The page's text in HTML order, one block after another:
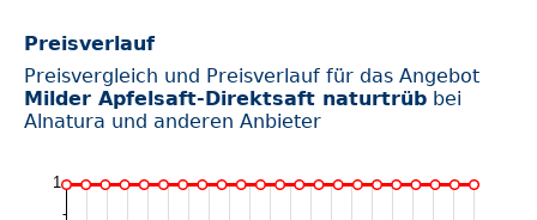
Preisverlauf
Preisvergleich und Preisverlauf für das Angebot
Milder Apfelsaft-Direktsaft naturtrüb bei
Alnatura und anderen Anbieter